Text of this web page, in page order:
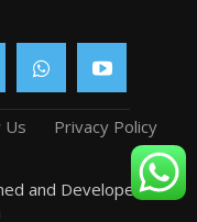
Us Privacy Policy
and Developed by